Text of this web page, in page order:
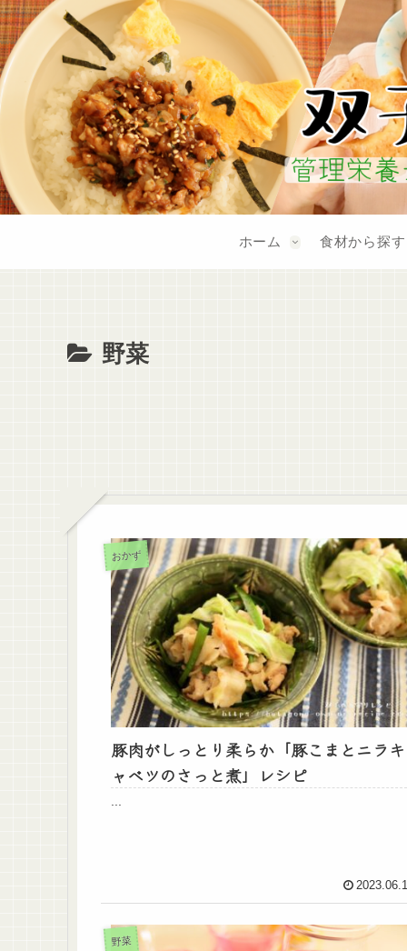
ホーム 食材から探す
野菜
おかず
豚肉がしっとり柔らか「豚こまとニラキ
ャベツのさっと煮」レシピ
野菜